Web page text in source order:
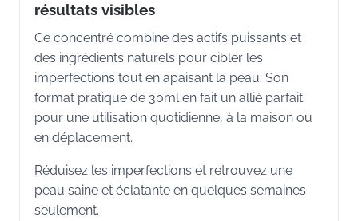
résultats visibles
Ce concentré combine des actifs puissants et
des ingrédients naturels pour cibler les
imperfections tout en apaisant la peau. Son
format pratique de 30ml en fait un allié parfait
pour une utilisation quotidienne, à la maison ou
en déplacement.
Réduisez les imperfections et retrouvez une
peau saine et éclatante en quelques semaines
seulement.